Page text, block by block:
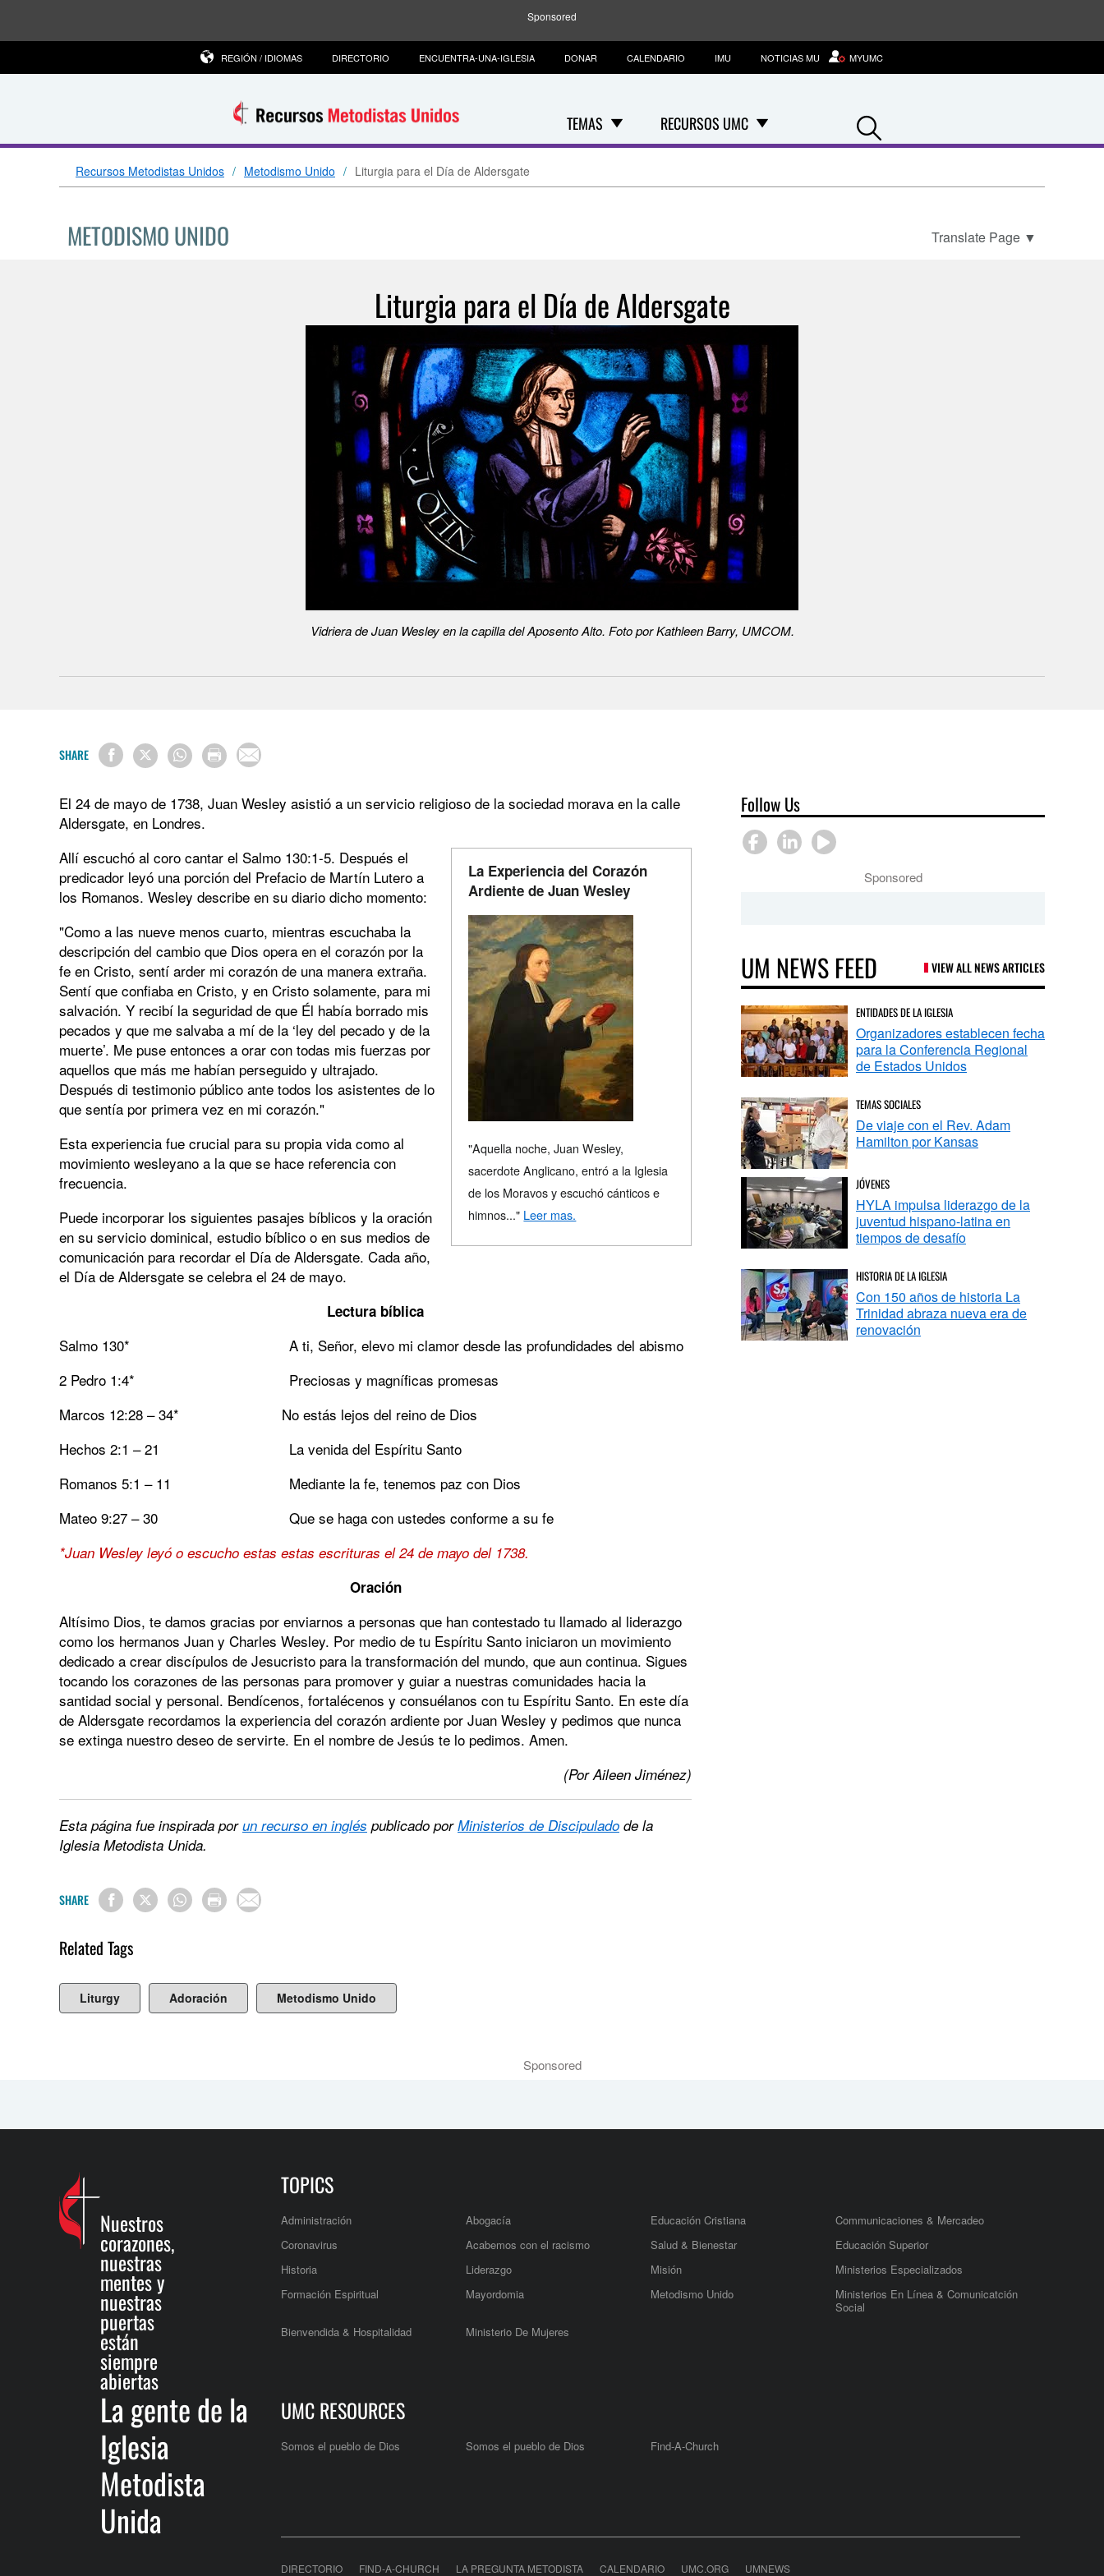
Sponsored
TEMAS RECURSOS UMC
REGIÓN / IDIOMAS DIRECTORIO ENCUENTRA-UNA-IGLESIA DONAR CALENDARIO IMU NOTICIAS MU MYUMC
Search
Recursos Metodistas Unidos Metodismo Unido Liturgia para el Día de Aldersgate
METODISMO UNIDO Translate Page ▼
Liturgia para el Día de Aldersgate
Vidriera de Juan Wesley en la capilla del Aposento Alto. Foto por Kathleen Barry, UMCOM.
SHARE
El 24 de mayo de 1738, Juan Wesley asistió a un servicio religioso de la sociedad morava en la calle
Aldersgate, en Londres.
La Experiencia del Corazón
Ardiente de Juan Wesley
"Aquella noche, Juan Wesley,
sacerdote Anglicano, entró a la Iglesia
de los Moravos y escuchó cánticos e
himnos..." Leer mas.
Allí escuchó al coro cantar el Salmo 130:1-5. Después el
predicador leyó una porción del Prefacio de Martín Lutero a
los Romanos. Wesley describe en su diario dicho momento:
"Como a las nueve menos cuarto, mientras escuchaba la
descripción del cambio que Dios opera en el corazón por la
fe en Cristo, sentí arder mi corazón de una manera extraña.
Sentí que confiaba en Cristo, y en Cristo solamente, para mi
salvación. Y recibí la seguridad de que Él había borrado mis
pecados y que me salvaba a mí de la ‘ley del pecado y de la
muerte’. Me puse entonces a orar con todas mis fuerzas por
aquellos que más me habían perseguido y ultrajado.
Después di testimonio público ante todos los asistentes de lo
que sentía por primera vez en mi corazón."
Esta experiencia fue crucial para su propia vida como al
movimiento wesleyano a la que se hace referencia con
frecuencia.
Puede incorporar los siguientes pasajes bíblicos y la oración
en su servicio dominical, estudio bíblico o en sus medios de
comunicación para recordar el Día de Aldersgate. Cada año,
el Día de Aldersgate se celebra el 24 de mayo.
Lectura bíblica
Salmo 130*
A ti, Señor, elevo mi clamor desde las profundidades del abismo
2 Pedro 1:4*
Preciosas y magníficas promesas
Marcos 12:28 – 34* No estás lejos del reino de Dios
Hechos 2:1 – 21
La venida del Espíritu Santo
Romanos 5:1 – 11
Mediante la fe, tenemos paz con Dios
Mateo 9:27 – 30
Que se haga con ustedes conforme a su fe
*Juan Wesley leyó o escucho estas estas escrituras el 24 de mayo del 1738.
Oración
Altísimo Dios, te damos gracias por enviarnos a personas que han contestado tu llamado al liderazgo
como los hermanos Juan y Charles Wesley. Por medio de tu Espíritu Santo iniciaron un movimiento
dedicado a crear discípulos de Jesucristo para la transformación del mundo, que aun continua. Sigues
tocando los corazones de las personas para promover y guiar a nuestras comunidades hacia la
santidad social y personal. Bendícenos, fortalécenos y consuélanos con tu Espíritu Santo. En este día
de Aldersgate recordamos la experiencia del corazón ardiente por Juan Wesley y pedimos que nunca
se extinga nuestro deseo de servirte. En el nombre de Jesús te lo pedimos. Amen.
(Por Aileen Jiménez)
Esta página fue inspirada porun recurso en inglés publicado porMinisterios de Discipulado de la
Iglesia Metodista Unida.
SHARE
Related Tags
Liturgy Adoración Metodismo Unido
Follow Us
Sponsored
UM NEWS FEED VIEW ALL NEWS ARTICLES
ENTIDADES DE LA IGLESIA
Organizadores establecen fecha
para la Conferencia Regional
de Estados Unidos
TEMAS SOCIALES
De viaje con el Rev. Adam
Hamilton por Kansas
JÓVENES
HYLA impulsa liderazgo de la
juventud hispano-latina en
tiempos de desafío
HISTORIA DE LA IGLESIA
Con 150 años de historia La
Trinidad abraza nueva era de
renovación
Sponsored
Nuestros
corazones,
nuestras
mentes y
nuestras
puertas
están
siempre
abiertas
La gente de la
Iglesia
Metodista
Unida
TOPICS
Administración Abogacía Educación Cristiana
Communicaciones & Mercadeo
Coronavirus
Acabemos con el racismo Salud & Bienestar
Educación Superior
Historia
Liderazgo Misión
Ministerios Especializados
Formación Espiritual
Mayordomia Metodismo Unido
Ministerios En Línea & Comunicatción
Social
Bienvendida & Hospitalidad
Ministerio De Mujeres
UMC RESOURCES
Somos el pueblo de Dios Somos el pueblo de Dios Find-A-Church
DIRECTORIO FIND-A-CHURCH LA PREGUNTA METODISTA CALENDARIO UMC.ORG UMNEWS